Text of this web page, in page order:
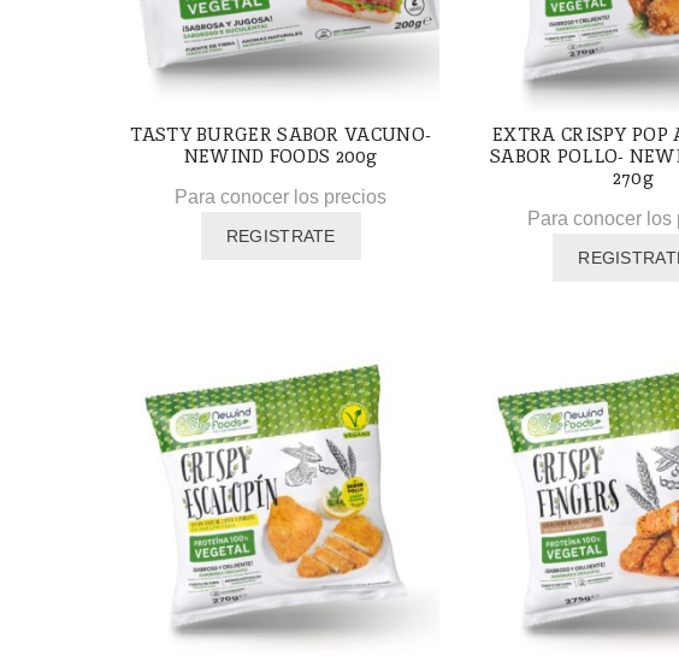
TASTY BURGER SABOR VACUNO-
NEWIND FOODS 200g
Para conocer los precios
REGISTRATE
EXTRA CRISPY POP
SABOR POLLO-
270g
Para conocer los